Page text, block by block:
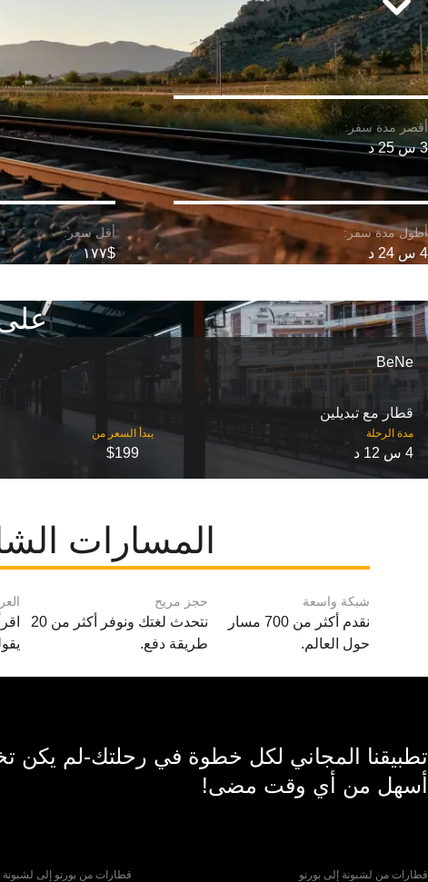
3 س 25 د
4 س 24 د $١٧٧
BeNe
قطار مع تبديلين
مدة الرحلة
4 س 12 د
‎يبدأ السعر من
$199
المسارات
شبكة واسعة
نقدم أكثر من 700 مسار
حول العالم.
حجز مريح
نتحدث لغتك ونوفر أكثر من 20
طريقة دفع.
اقرأ
تطبيقنا المجاني لكل خطوة في رحلتك-لم يكن
أسهل من أي وقت مضى!
قطارات من لشبونة إلى بورتو قطارات من بورتو إلى لشبونة